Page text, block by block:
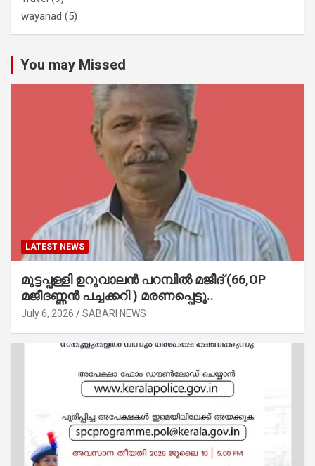
wayanad (5)
You may Missed
LATEST NEWS
മുട്ടപ്പള്ളി ഉറുവാലൻ പറമ്പിൽ മജീദ് (66,OP
മജീദണ്ണൻ പച്ചക്കറി ) മരണപ്പെട്ടു..
July 6, 2026 SABARI NEWS